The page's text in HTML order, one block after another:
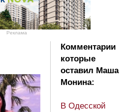
Реклама
Комментарии
которые
оставил Маша
Монина:
В Одесской